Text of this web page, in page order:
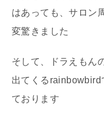
はあっても、サロン
変驚きました
そして、ドラえもん
出てくるrainbowbird
ております